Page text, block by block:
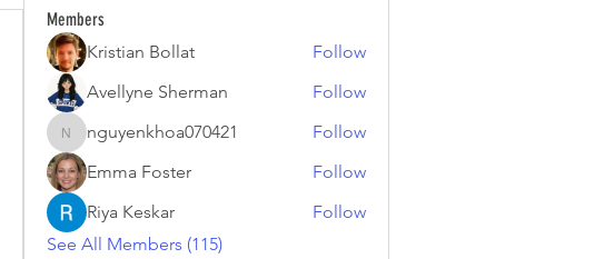
Members
Kristian Bollat
Follow
Avellyne Sherman
Follow
nguyenkhoa070421
nguyenkhoa070421
Follow
Emma Foster
Follow
Riya Keskar
Follow
See All Members (115)